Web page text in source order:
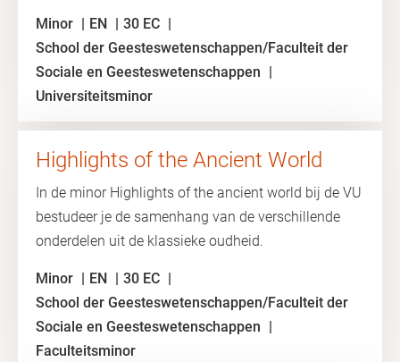
Minor EN
30 EC
School der Geesteswetenschappen/Faculteit der
Sociale en Geesteswetenschappen
Universiteitsminor
Highlights of the Ancient World
In de minor Highlights of the ancient world bij de VU
bestudeer je de samenhang van de verschillende
onderdelen uit de klassieke oudheid.
Minor EN
30 EC
School der Geesteswetenschappen/Faculteit der
Sociale en Geesteswetenschappen
Faculteitsminor